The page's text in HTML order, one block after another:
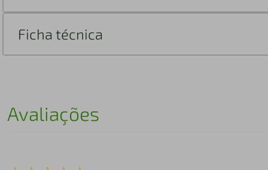
Ficha técnica
Avaliações